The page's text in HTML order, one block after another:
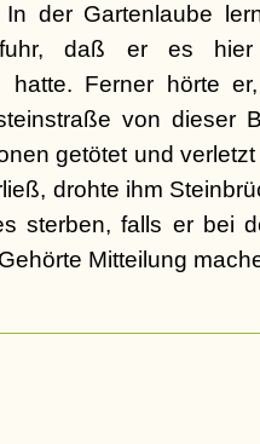
In der Gartenlaube
daß er es hier
hatte. Ferner hörte
von dieser
getötet und
drohte ihm
sterben, falls er bei
Mitteilung